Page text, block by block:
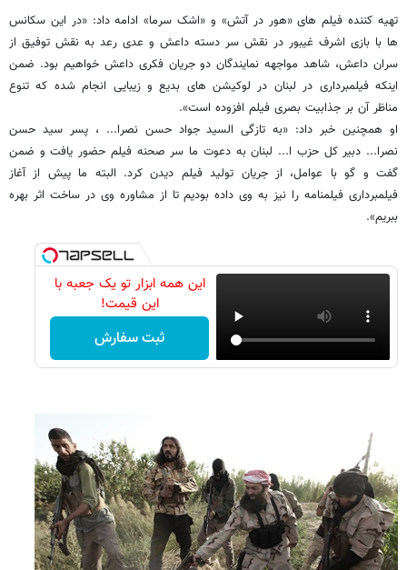
تهیه کننده فیلم های «هور در آتش» و «اشک سرما» ادامه داد: «در این سکانس
ها با بازی اشرف غیبور در نقش سر دسته داعش و عدی رعد به نقش توفیق از
سران داعش، شاهد مواجهه نمایندگان دو جریان فکری داعش خواهیم بود. ضمن
اینکه فیلمبرداری در لبنان در لوکیشن های بدیع و زیبایی انجام شده که تنوع
مناظر آن بر جذابیت بصری فیلم افزوده است».
او همچنین خبر داد: «به تازگی السید جواد حسن نصرا... ، پسر سید حسن
نصرا... دبیر کل حزب ا... لبنان به دعوت ما سر صحنه فیلم حضور یافت و ضمن
گفت و گو با عوامل، از جریان تولید فیلم دیدن کرد. البته ما پیش از آغاز
فیلمبرداری فیلمنامه را نیز به وی داده بودیم تا از مشاوره وی در ساخت اثر بهره
ببریم».
این همه ابزار تو یک جعبه با
این قیمت!
ثبت سفارش